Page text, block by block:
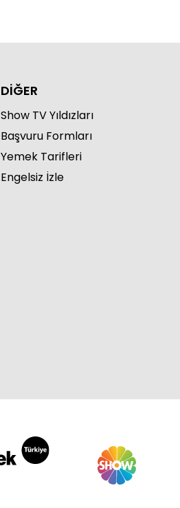
DİĞER
Show TV Yıldızları
Başvuru Formları
Yemek Tarifleri
Engelsiz İzle